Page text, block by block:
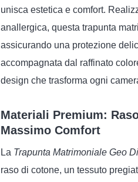
unisca estetica e comfort.
anallergica, questa trapunta
assicurando una protezione
accompagnata dal raffinato
design che trasforma ogni
Materiali Premium:
Massimo Comfort
La Trapunta Matrimoniale Geo
raso di cotone, un tessuto